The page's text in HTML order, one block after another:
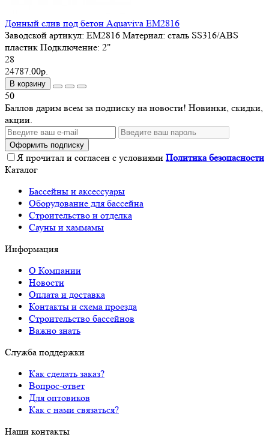
Донный слив под бетон Aquaviva EM2816
Заводской артикул: EM2816 Материал: сталь SS316/ABS
пластик Подключение: 2"
28
24787.00р.
В корзину
50
Баллов дарим всем за подписку на новости! Новинки, скидки,
акции.
Оформить подписку
Я прочитал и согласен с условиями Политика безопасности
Каталог
Бассейны и аксессуары
Оборудование для бассейна
Строительство и отделка
Сауны и хаммамы
Информация
О Компании
Новости
Оплата и доставка
Контакты и схема проезда
Строительство бассейнов
Важно знать
Служба поддержки
Как сделать заказ?
Вопрос-ответ
Для оптовиков
Как с нами связаться?
Наши контакты